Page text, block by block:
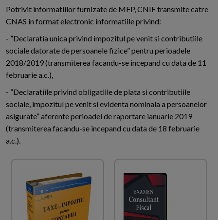
Potrivit informatiilor furnizate de MFP, CNIF transmite catre
CNAS in format electronic informatiile privind:
- ”Declaratia unica privind impozitul pe venit si contributiile
sociale datorate de persoanele fizice” pentru perioadele
2018/2019 (transmiterea facandu-se incepand cu data de 11
februarie a.c.),
- ”Declaratiile privind obligatiile de plata si contributiile
sociale, impozitul pe venit si evidenta nominala a persoanelor
asigurate” aferente perioadei de raportare ianuarie 2019
(transmiterea facandu-se incepand cu data de 18 februarie
a.c.).